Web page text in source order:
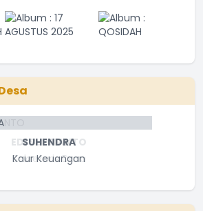
SUHENDRA
Kaur Keuangan
tercinta, desa Wonoharjo